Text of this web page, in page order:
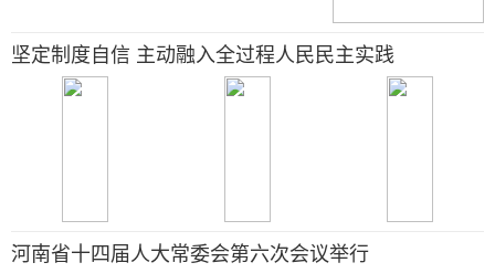
坚定制度自信 主动融入全过程人民民主实践
河南省十四届人大常委会第六次会议举行